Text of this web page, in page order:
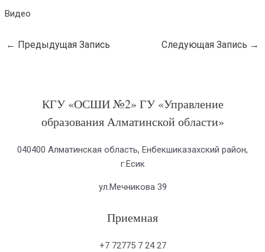
Видео
← Предыдущая Запись Следующая Запись →
КГУ «ОСШИ №2» ГУ «Управление
образования Алматинской области»
040400 Алматинская область, Енбекшиказахский район,
г.Есик
ул.Мечникова 39
Приемная
+7 72775 7 24 27